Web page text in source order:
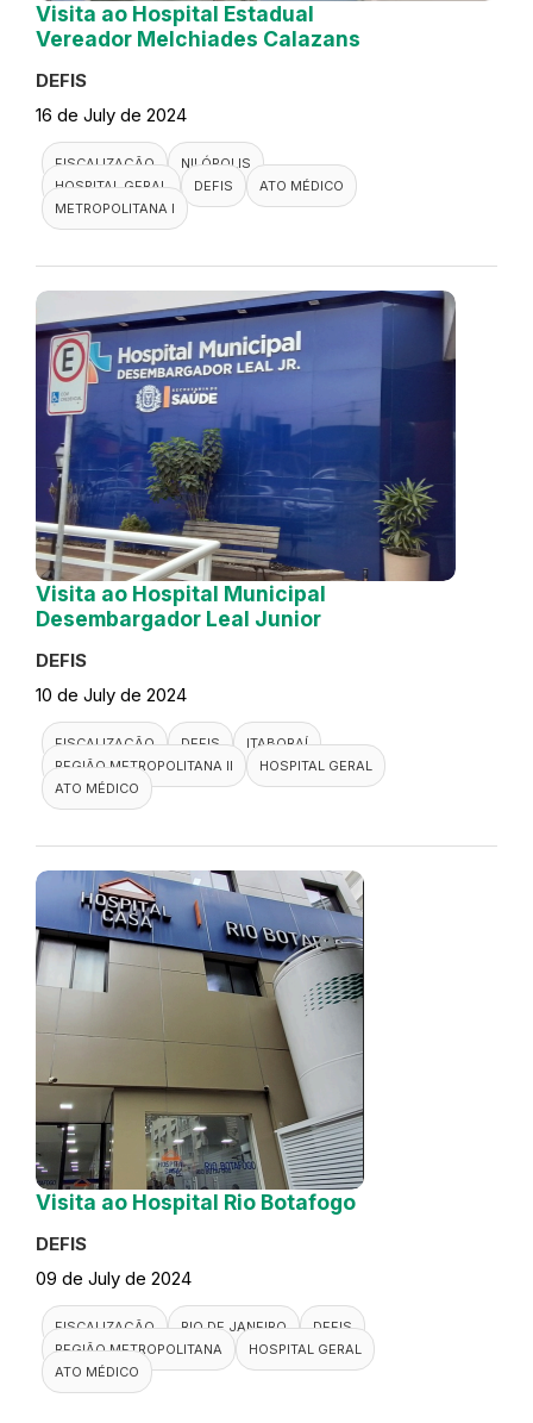
Visita ao Hospital Estadual
Vereador Melchiades Calazans
DEFIS
16 de July de 2024
FISCALIZAÇÃO
NILÓPOLIS
HOSPITAL GERAL
DEFIS
ATO MÉDICO
METROPOLITANA I
Visita ao Hospital Municipal
Desembargador Leal Junior
DEFIS
10 de July de 2024
FISCALIZAÇÃO DEFIS
ITABORAÍ
REGIÃO METROPOLITANA II
HOSPITAL GERAL
ATO MÉDICO
Visita ao Hospital Rio Botafogo
DEFIS
09 de July de 2024
FISCALIZAÇÃO RIO DE JANEIRO
DEFIS
REGIÃO METROPOLITANA
HOSPITAL GERAL
ATO MÉDICO